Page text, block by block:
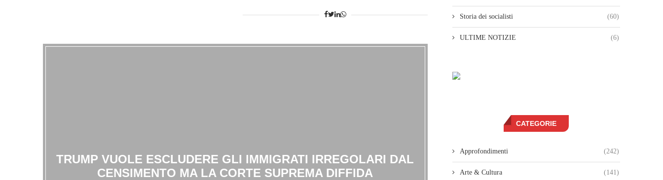
TRUMP VUOLE ESCLUDERE GLI IMMIGRATI IRREGOLARI DAL
CENSIMENTO MA LA CORTE SUPREMA DIFFIDA
Storia dei socialisti (60)
ULTIME NOTIZIE (6)
CATEGORIE
Approfondimenti (242)
Arte & Cultura (141)